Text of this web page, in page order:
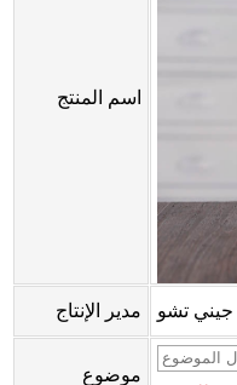
اسم المنتج
مدير الإنتاج
موضوع